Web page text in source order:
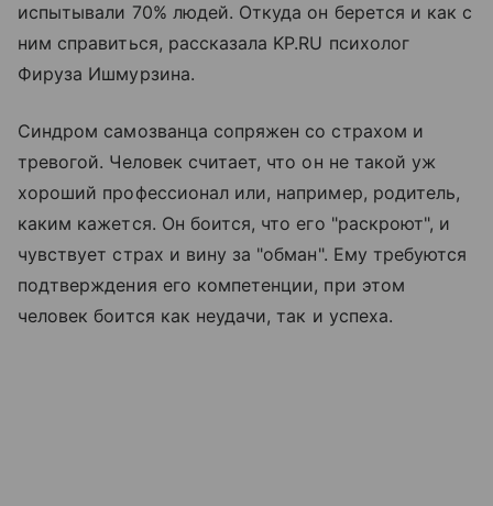
испытывали 70% людей. Откуда он берется и как с
ним справиться, рассказала KP.RU психолог
Фируза Ишмурзина.
Синдром самозванца сопряжен со страхом и
тревогой. Человек считает, что он не такой уж
хороший профессионал или, например, родитель,
каким кажется. Он боится, что его "раскроют", и
чувствует страх и вину за "обман". Ему требуются
подтверждения его компетенции, при этом
человек боится как неудачи, так и успеха.